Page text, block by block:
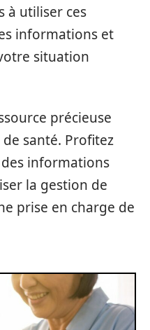
à utiliser ces
informations et
situation
précieuse
santé. Profitez
informations
la gestion de
prise en charge de